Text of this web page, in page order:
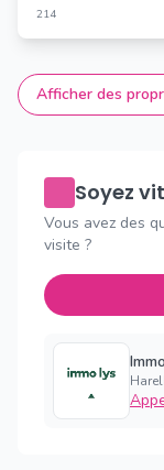
214
Afficher des
Soyez
Vous avez des
visite ?